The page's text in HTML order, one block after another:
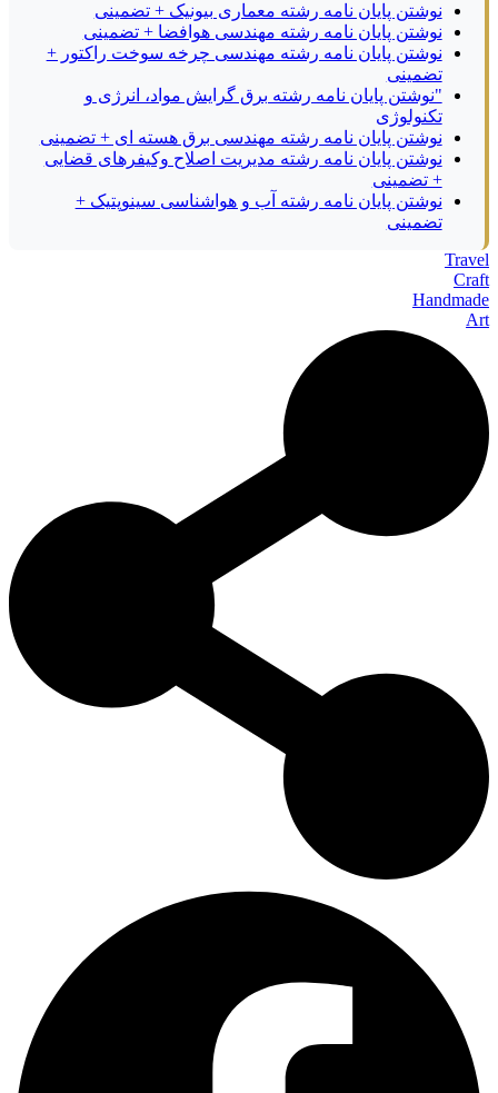
نوشتن پایان نامه رشته معماری بیونیک + تضمینی
نوشتن پایان نامه رشته مهندسی هوافضا + تضمینی
نوشتن پایان نامه رشته مهندسی چرخه سوخت راکتور +
تضمینی
"نوشتن پایان نامه رشته برق گرایش مواد، انرژی و
تکنولوژی
نوشتن پایان نامه رشته مهندسی برق هسته ای + تضمینی
نوشتن پایان نامه رشته مدیریت اصلاح وکیفرهای قضایی
+ تضمینی
نوشتن پایان نامه رشته آب و هواشناسی سینوپتیک +
تضمینی
Travel
Craft
Handmade
Art